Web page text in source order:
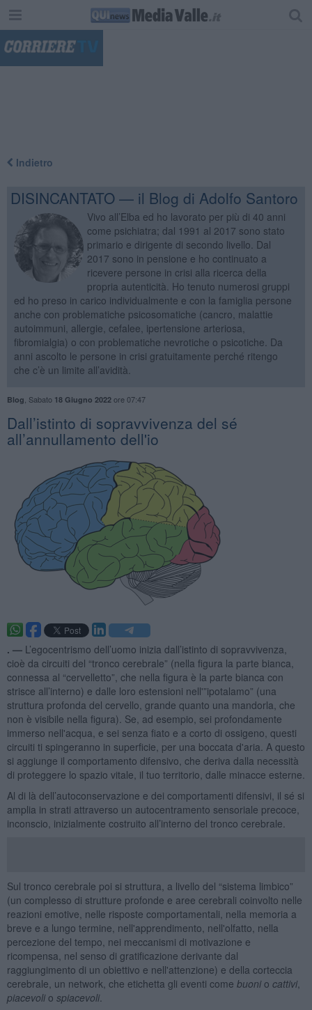
Indietro
DISINCANTATO — il Blog di Adolfo Santoro
Vivo all’Elba ed ho lavorato per più di 40 anni
come psichiatra; dal 1991 al 2017 sono stato
primario e dirigente di secondo livello. Dal
2017 sono in pensione e ho continuato a
ricevere persone in crisi alla ricerca della
propria autenticità. Ho tenuto numerosi gruppi
ed ho preso in carico individualmente e con la famiglia persone
anche con problematiche psicosomatiche (cancro, malattie
autoimmuni, allergie, cefalee, ipertensione arteriosa,
fibromialgia) o con problematiche nevrotiche o psicotiche. Da
anni ascolto le persone in crisi gratuitamente perché ritengo
che c’è un limite all’avidità.
Blog Sabato 18 Giugno 2022ore 07:47
​Dall’istinto di sopravvivenza del sé
all’annullamento dell'io
. — L’egocentrismo dell’uomo inizia dall’istinto di sopravvivenza,
cioè da circuiti del “tronco cerebrale” (nella figura la parte bianca,
connessa al “cervelletto”, che nella figura è la parte bianca con
strisce all’interno) e dalle loro estensioni nell'”ipotalamo” (una
struttura profonda del cervello, grande quanto una mandorla, che
non è visibile nella figura). Se, ad esempio, sei profondamente
immerso nell'acqua, e sei senza fiato e a corto di ossigeno, questi
circuiti ti spingeranno in superficie, per una boccata d'aria. A questo
si aggiunge il comportamento difensivo, che deriva dalla necessità
di proteggere lo spazio vitale, il tuo territorio, dalle minacce esterne.
Al di là dell’autoconservazione e dei comportamenti difensivi, il sé si
amplia in strati attraverso un autocentramento sensoriale precoce,
inconscio, inizialmente costruito all’interno del tronco cerebrale.
Sul tronco cerebrale poi si struttura, a livello del “sistema limbico”
(un complesso di strutture profonde e aree cerebrali coinvolto nelle
reazioni emotive, nelle risposte comportamentali, nella memoria a
breve e a lungo termine, nell'apprendimento, nell'olfatto, nella
percezione del tempo, nei meccanismi di motivazione e
ricompensa, nel senso di gratificazione derivante dal
raggiungimento di un obiettivo e nell'attenzione) e della corteccia
cerebrale, un network, che etichetta gli eventi come buonio cattivi,
piacevolio spiacevoli.